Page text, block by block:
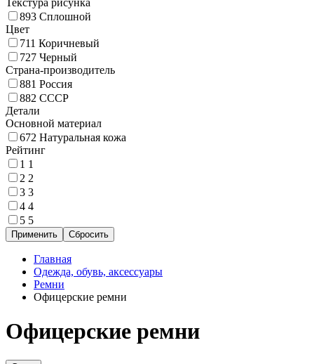
Текстура рисунка
893 Сплошной
Цвет
711 Коричневый
727 Черный
Страна-производитель
881 Россия
882 СССР
Детали
Основной материал
672 Натуральная кожа
Рейтинг
1 1
2 2
3 3
4 4
5 5
Главная
Одежда, обувь, аксессуары
Ремни
Офицерские ремни
Офицерские ремни